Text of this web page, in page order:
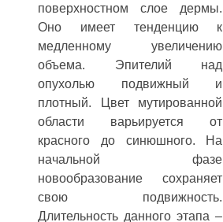
поверхностном слое дермы.
Оно имеет тенденцию к
медленному увеличению
объема. Эпителий над
опухолью подвижный и
плотный. Цвет мутированной
области варьируется от
красного до синюшного. На
начальной фазе
новообразование сохраняет
свою подвижность.
Длительность данного этапа –